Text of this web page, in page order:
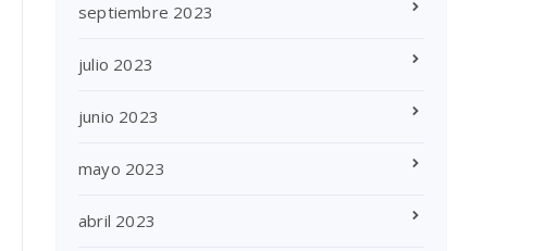
septiembre 2023
julio 2023
junio 2023
mayo 2023
abril 2023